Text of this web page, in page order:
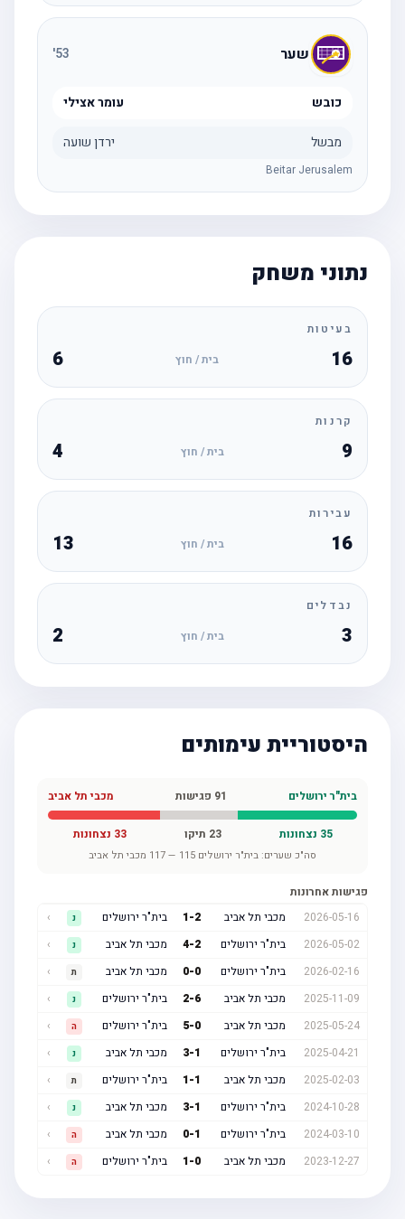
שער 53
'
כובש עומר אצילי
מבשל ירדן שועה
Beitar Jerusalem
נתוני משחק
בעיטות
16 בית / חוץ
קרנות
בית / חוץ
עבירות
16 בית / חוץ 13
נבדלים
בית / חוץ
היסטוריית עימותים
בית"ר ירושלים פגישות מכבי תל אביב
35נצחונות 23תיקו 33נצחונות
סה"כ שערים:בית"ר ירושלים 115
—
117מכבי תל אביב
פגישות אחרונות
2026-05-16
מכבי תל אביב 1 בית"ר ירושלים
2026-05-02
בית"ר ירושלים 4 מכבי תל אביב
2026-02-16
בית"ר ירושלים 0 מכבי תל אביב
2025-11-09
מכבי תל אביב 2 בית"ר ירושלים
2025-05-24
מכבי תל אביב 5 בית"ר ירושלים
2025-04-21
בית"ר ירושלים 3 מכבי תל אביב
2025-02-03
מכבי תל אביב 1 בית"ר ירושלים
2024-10-28
בית"ר ירושלים 3 מכבי תל אביב
2024-03-10
בית"ר ירושלים 0 מכבי תל אביב
2023-12-27
מכבי תל אביב 1 בית"ר ירושלים